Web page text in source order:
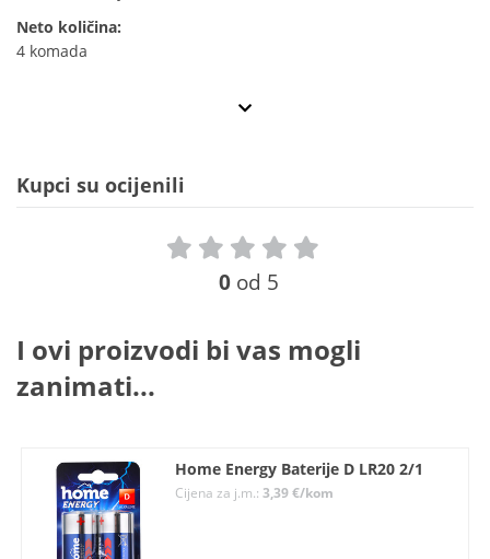
Neto količina:
4 komada
Kupci su ocijenili
0 od 5
I ovi proizvodi bi vas mogli
zanimati...
Home Energy Baterije D LR20 2/1
Cijena za j.m.:3,39 €/kom